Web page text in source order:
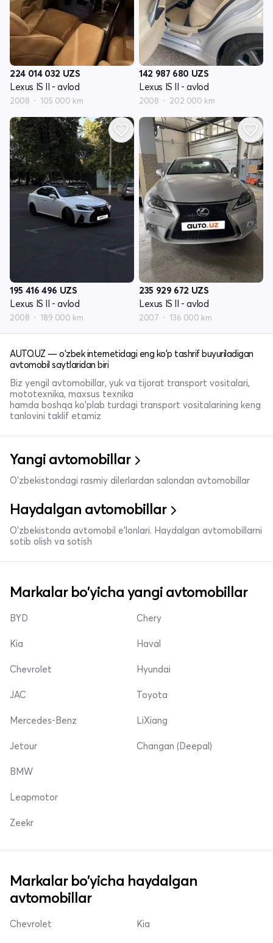
224 014 032 UZS
Lexus IS II - avlod
2008 105 000 km
142 987 680 UZS
Lexus IS II - avlod
2008 202 000 km
195 416 496 UZS
Lexus IS II - avlod
2008 189 000 km
235 929 672 UZS
Lexus IS II - avlod
2007 136 000 km
AUTO.UZ — o'zbek internetidagi eng ko'p tashrif buyuriladigan
avtomobil saytlaridan biri
Biz yengil avtomobillar, yuk va tijorat transport vositalari,
mototexnika, maxsus texnika
hamda boshqa ko'plab turdagi transport vositalarining keng
tanlovini taklif etamiz
Yangi avtomobillar
O'zbekistondagi rasmiy dilerlardan salondan avtomobillar
Haydalgan avtomobillar
O'zbekistonda avtomobil e’lonlari. Haydalgan avtomobillarni
sotib olish va sotish
Markalar bo'yicha yangi avtomobillar
BYD
Kia
Chevrolet
Chery
Haval
Hyundai
JAC
Mercedes-Benz
Jetour
Toyota
LiXiang
Changan (Deepal)
BMW
Leapmotor
Zeekr
Markalar bo'yicha haydalgan
avtomobillar
Chevrolet Kia